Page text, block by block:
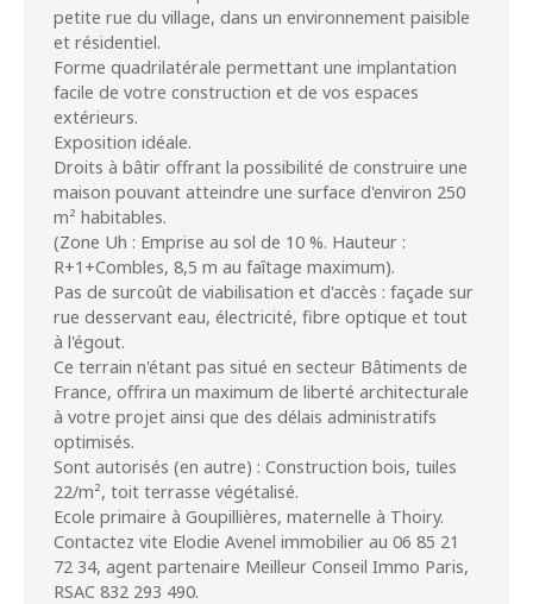
petite rue du village, dans un environnement paisible
et résidentiel.
Forme quadrilatérale permettant une implantation
facile de votre construction et de vos espaces
extérieurs.
Exposition idéale.
Droits à bâtir offrant la possibilité de construire une
maison pouvant atteindre une surface d'environ 250
m² habitables.
(Zone Uh : Emprise au sol de 10 %. Hauteur :
R+1+Combles, 8,5 m au faîtage maximum).
Pas de surcoût de viabilisation et d'accès : façade sur
rue desservant eau, électricité, fibre optique et tout
à l'égout.
Ce terrain n'étant pas situé en secteur Bâtiments de
France, offrira un maximum de liberté architecturale
à votre projet ainsi que des délais administratifs
optimisés.
Sont autorisés (en autre) : Construction bois, tuiles
22/m², toit terrasse végétalisé.
Ecole primaire à Goupillières, maternelle à Thoiry.
Contactez vite Elodie Avenel immobilier au 06 85 21
72 34, agent partenaire Meilleur Conseil Immo Paris,
RSAC 832 293 490.